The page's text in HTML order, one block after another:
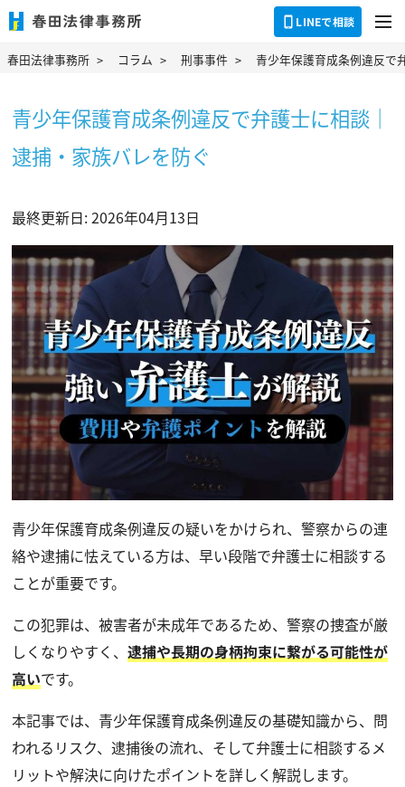
LINEで相談 dehaze
春田法律事務所 コラム 刑事事件 青少年保護育成条例違反で
青少年保護育成条例違反で弁護士に相談｜
逮捕・家族バレを防ぐ
最終更新日: 2026年04月13日
青少年保護育成条例違反の疑いをかけられ、警察からの連
絡や逮捕に怯えている方は、早い段階で弁護士に相談する
ことが重要です。
この犯罪は、被害者が未成年であるため、警察の捜査が厳
しくなりやすく、 逮捕や長期の身柄拘束に繋がる可能性が
高いです。
本記事では、青少年保護育成条例違反の基礎知識から、問
われるリスク、逮捕後の流れ、そして弁護士に相談するメ
リットや解決に向けたポイントを詳しく解説します。